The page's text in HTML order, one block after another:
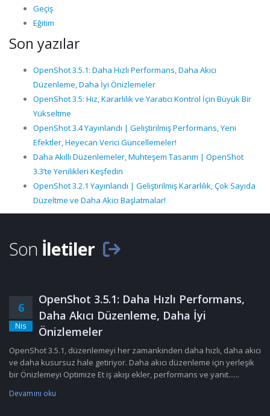
Geçiş
Eğitim
Son yazılar
OpenShot 3.5.1: Daha Hızlı Performans, Daha Akıcı
Düzenleme, Daha İyi Önizlemeler
OpenShot 3.5: Hız, Kararlılık ve Yaratıcı Kontrol İçin Büyük Bir
Yükseltme
OpenShot 3.4 Yayınlandı | Geliştirilmiş Performans, Yeni
Efektler, Heyecan Verici Güncellemeler!
Daha Akıllı Düzenlemeler, Muhteşem Tasarım | OpenShot
3.3’te Yenilikleri Keşfedin
OpenShot 3.2.1 Yayınlandı | Geliştirilmiş Kararlılık, Çok Sayıda
Düzeltme ve Daha Akıcı Başlatmalar!
Son İletiler
6
Nis
OpenShot 3.5.1: Daha Hızlı Performans,
Daha Akıcı Düzenleme, Daha İyi
Önizlemeler
OpenShot 3.5.1, düzenlemeyi her zamankinden daha hızlı, daha akıcı
ve daha kusursuz hale getiriyor. Daha akıcı düzenleme için yerleşik
bir Önizlemeyi Optimize Et iş akışı ekler, performans ve yanıt......
Devamını oku